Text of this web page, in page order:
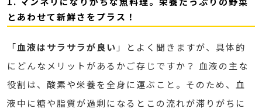
とあわせて新鮮さをプラス！
「血液はサラサラが良い 」とよく聞きますが、具体的
にどんなメリットがあるかご存じですか？ 血液の主な
役割は、酸素や栄養を全身に運ぶこと。そのため、血
液中に糖や脂質が過剰になるとこの流れが滞りがちに